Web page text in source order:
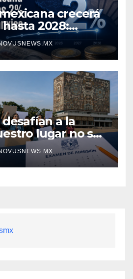
crecerá
2028:
a la
lugar no se